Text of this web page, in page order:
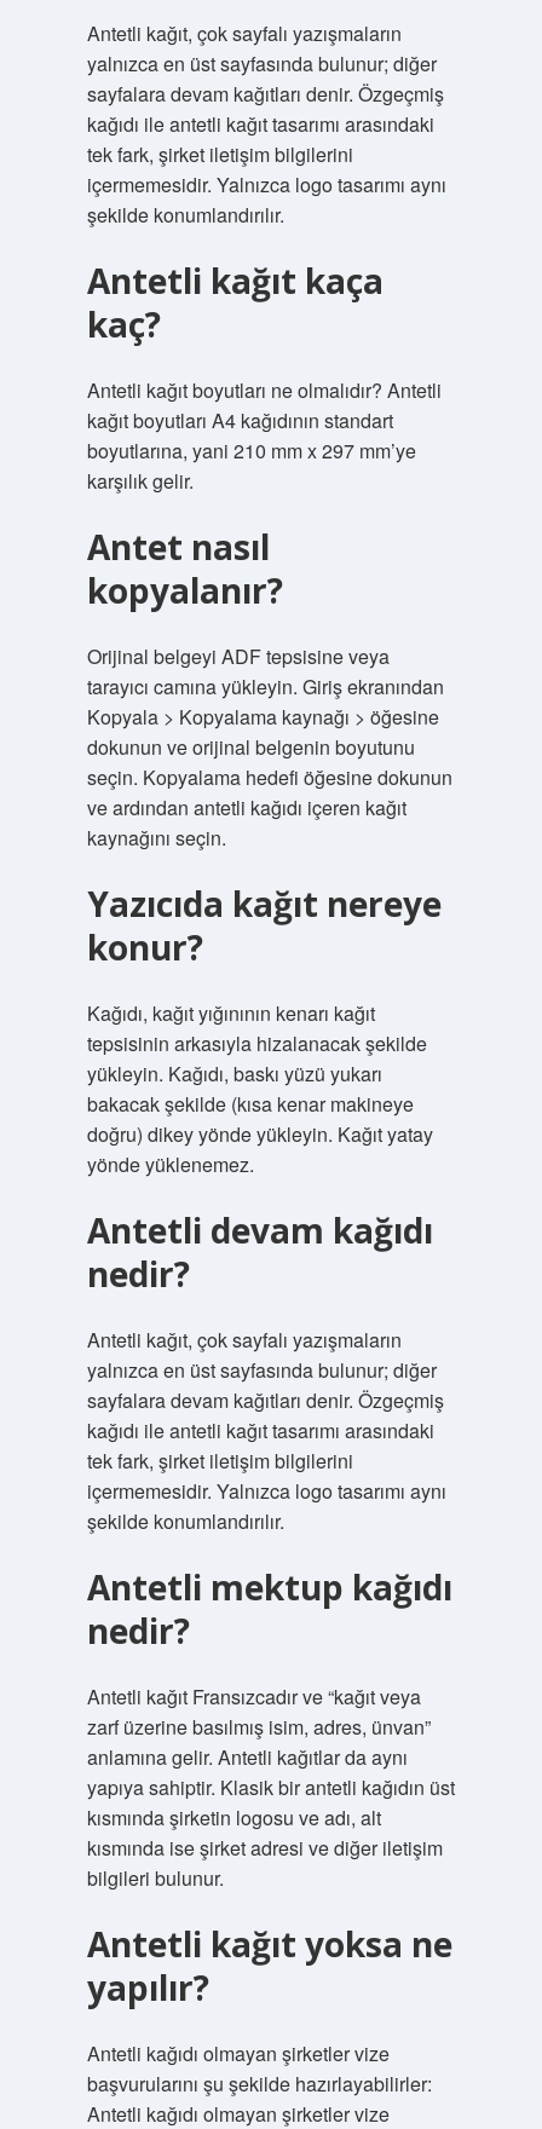
Antetli kağıt, çok sayfalı yazışmaların
yalnızca en üst sayfasında bulunur; diğer
sayfalara devam kağıtları denir. Özgeçmiş
kağıdı ile antetli kağıt tasarımı arasındaki
tek fark, şirket iletişim bilgilerini
içermemesidir. Yalnızca logo tasarımı aynı
şekilde konumlandırılır.
Antetli kağıt kaça
kaç?
Antetli kağıt boyutları ne olmalıdır? Antetli
kağıt boyutları A4 kağıdının standart
boyutlarına, yani 210 mm x 297 mm’ye
karşılık gelir.
Antet nasıl
kopyalanır?
Orijinal belgeyi ADF tepsisine veya
tarayıcı camına yükleyin. Giriş ekranından
Kopyala > Kopyalama kaynağı > öğesine
dokunun ve orijinal belgenin boyutunu
seçin. Kopyalama hedefi öğesine dokunun
ve ardından antetli kağıdı içeren kağıt
kaynağını seçin.
Yazıcıda kağıt nereye
konur?
Kağıdı, kağıt yığınının kenarı kağıt
tepsisinin arkasıyla hizalanacak şekilde
yükleyin. Kağıdı, baskı yüzü yukarı
bakacak şekilde (kısa kenar makineye
doğru) dikey yönde yükleyin. Kağıt yatay
yönde yüklenemez.
Antetli devam kağıdı
nedir?
Antetli kağıt, çok sayfalı yazışmaların
yalnızca en üst sayfasında bulunur; diğer
sayfalara devam kağıtları denir. Özgeçmiş
kağıdı ile antetli kağıt tasarımı arasındaki
tek fark, şirket iletişim bilgilerini
içermemesidir. Yalnızca logo tasarımı aynı
şekilde konumlandırılır.
Antetli mektup kağıdı
nedir?
Antetli kağıt Fransızcadır ve “kağıt veya
zarf üzerine basılmış isim, adres, ünvan”
anlamına gelir. Antetli kağıtlar da aynı
yapıya sahiptir. Klasik bir antetli kağıdın üst
kısmında şirketin logosu ve adı, alt
kısmında ise şirket adresi ve diğer iletişim
bilgileri bulunur.
Antetli kağıt yoksa ne
yapılır?
Antetli kağıdı olmayan şirketler vize
başvurularını şu şekilde hazırlayabilirler:
Antetli kağıdı olmayan şirketler vize